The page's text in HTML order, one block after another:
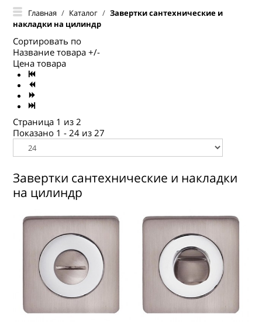
ГЛАВНАЯ
О КОМПАНИИ
Главная / Каталог / Завертки сантехнические и
накладки на цилиндр
Сортировать по
Название товара +/-
Цена товара
Страница 1 из 2
Показано 1 - 24 из 27
Завертки сантехнические и накладки
на цилиндр